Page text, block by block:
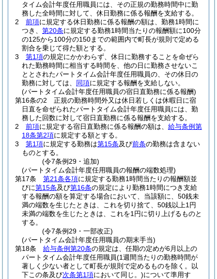
タイム会計年度任用職員には、その正規の勤務時間中に勤
務した全時間に対して、休日勤務に係る報酬を支給する。
2
前項に規定する休日勤務に係る報酬の額は、勤務1時間に
つき、 第20条に規定する勤務1時間当たりの報酬額に100分
の125から100分の150までの範囲内で町長が規則で定める
割合を乗じて得た額とする。
3
第1項の規定にかかわらず、休日に勤務することを命ぜら
れた勤務時間に相当する時間を、他の日に勤務させないこ
ととされたパートタイム会計年度任用職員の、その休日の
勤務に対しては、 同項に規定する報酬を支給しない。
(パートタイム会計年度任用職員の宿日直勤務に係る報酬)
第16条の2
正規の勤務時間外又は休日若しくは休暇日に宿
日直を命ぜられたパートタイム会計年度任用職員には、勤
務した回数に対して宿日直勤務に係る報酬を支給する。
2
前項に規定する宿日直勤務に係る報酬の額は、 給与条例第
18条第2項に規定する額とする。
3
第1項に規定する勤務は第15条及び前条の勤務は含まない
ものとする。
(令7条例29・追加)
(パートタイム会計年度任用職員の報酬の端数処理)
第17条
第21条各項に規定する勤務1時間当たりの報酬額並
びに第15条及び第16条の規定により勤務1時間につき支給
する報酬の額を算定する場合において、当該額に、50銭未
満の端数を生じたときは、これを切り捨て、50銭以上1円
未満の端数を生じたときは、これを1円に切り上げるものと
する。
(令7条例29・一部改正)
(パートタイム会計年度任用職員の期末手当)
第18条
給与条例第20条の規定は、任期の定めが6月以上の
パートタイム会計年度任用職員(1週間当たりの勤務時間が
著しく少ない者として町長が規則で定めるものを除く。以
下この条及び次条第1項において同じ。)について準用す